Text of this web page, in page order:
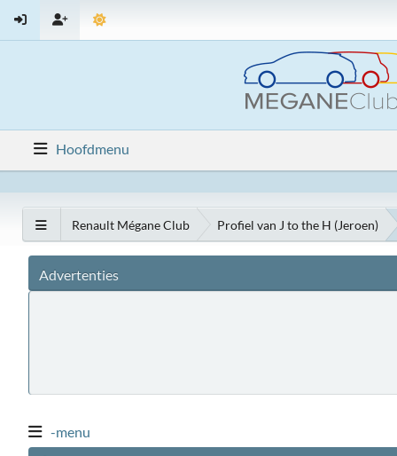
Hoofdmenu
Renault Mégane Club Profiel van J to the H (Jeroen)
Advertenties
-menu